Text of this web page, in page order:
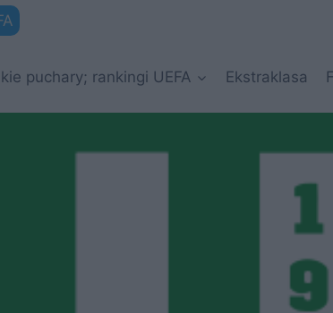
puchary; rankingi UEFA Ekstraklasa